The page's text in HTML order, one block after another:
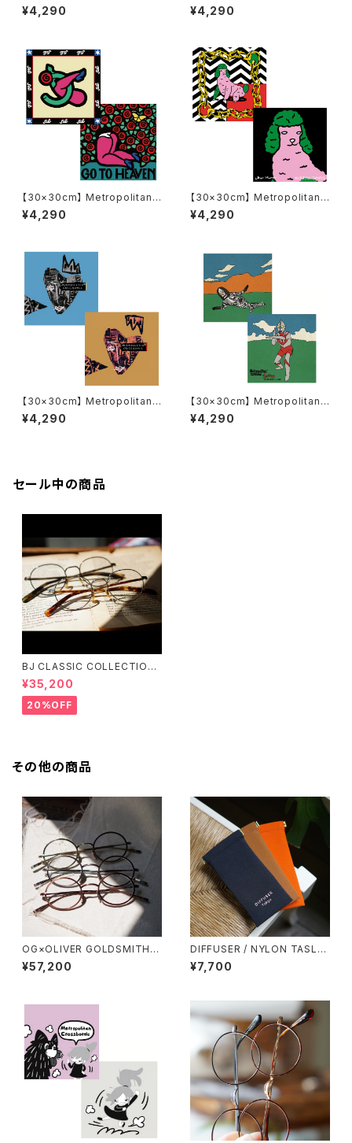
Crossbottle メトロポリタンク
ロスボトル MCB-30-66 ウル
¥4,290
Crossbottle メトロポリタンク
ロスボトル MCB-30-65 ピグ
¥4,290
【30×30cm】 Metropolitan
Crossbottle メトロポリタンク
ロスボトル MCB348 / GO TO
¥4,290
【30×30cm】 Metropolitan
Crossbottle メトロポリタンク
ロスボトル MCB-30-64 / Po
¥4,290
【30×30cm】 Metropolitan
Crossbottle メトロポリタンク
ロスボトル MCB-30-61 / hea
¥4,290
【30×30cm】 Metropolitan
Crossbottle メトロポリタンク
ロスボトル MCB347 / ウルトラ
¥4,290
セール中の商品
BJ CLASSIC COLLECTION
¥35,200
20%OFF
その他の商品
OG×OLIVER GOLDSMITH /
オージーバイオリバーゴールド
スミス OLIVER Ⅰ -T 2026ss
¥57,200
DIFFUSER / NYLON TASLA
N SOFT EYEWEAR CASE メ
ガネケース
¥7,700